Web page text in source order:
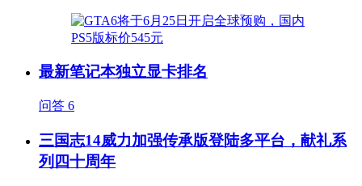
最新笔记本独立显卡排名
问答 6
三国志14威力加强传承版登陆多平台，献礼系
列四十周年